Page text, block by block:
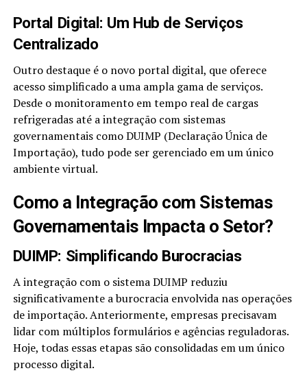
Portal Digital: Um Hub de Serviços
Centralizado
Outro destaque é o novo portal digital, que oferece
acesso simplificado a uma ampla gama de serviços.
Desde o monitoramento em tempo real de cargas
refrigeradas até a integração com sistemas
governamentais como DUIMP (Declaração Única de
Importação), tudo pode ser gerenciado em um único
ambiente virtual.
Como a Integração com Sistemas
Governamentais Impacta o Setor?
DUIMP: Simplificando Burocracias
A integração com o sistema DUIMP reduziu
significativamente a burocracia envolvida nas operações
de importação. Anteriormente, empresas precisavam
lidar com múltiplos formulários e agências reguladoras.
Hoje, todas essas etapas são consolidadas em um único
processo digital.